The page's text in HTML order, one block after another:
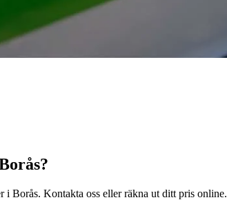
Borås. Kontakta oss eller räkna ut ditt pris online.